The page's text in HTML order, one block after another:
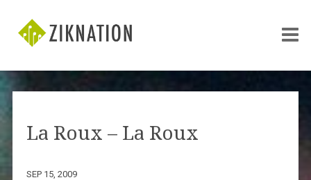
La Roux – La Roux
SEP 15, 2009